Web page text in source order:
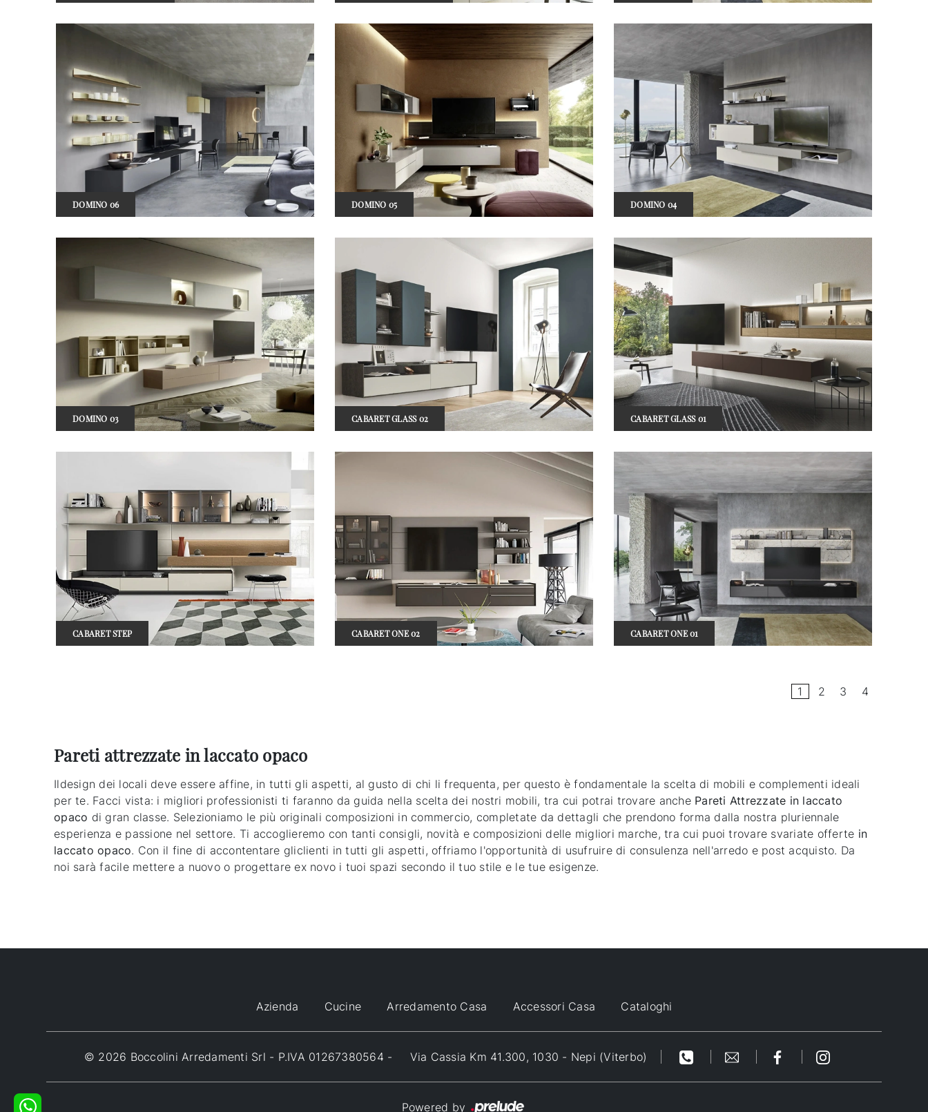
DOMINO 06 DOMINO 05 DOMINO 04
DOMINO 03 CABARET GLASS 02 CABARET GLASS 01
CABARET STEP CABARET ONE 02 CABARET ONE 01
1 2 3 4
Pareti attrezzate in laccato opaco
Ildesign dei locali deve essere affine, in tutti gli aspetti, al gusto di chi li frequenta, per questo è fondamentale la scelta di mobili e complementi ideali
per te. Facci vista: i migliori professionisti ti faranno da guida nella scelta dei nostri mobili, tra cui potrai trovare anche Pareti Attrezzate in laccato
opaco di gran classe. Selezioniamo le più originali composizioni in commercio, completate da dettagli che prendono forma dalla nostra pluriennale
esperienza e passione nel settore. Ti accoglieremo con tanti consigli, novità e composizioni delle migliori marche, tra cui puoi trovare svariate offerte in
laccato opaco. Con il fine di accontentare gliclienti in tutti gli aspetti, offriamo l'opportunità di usufruire di consulenza nell'arredo e post acquisto. Da
noi sarà facile mettere a nuovo o progettare ex novo i tuoi spazi secondo il tuo stile e le tue esigenze.
Azienda Cucine Arredamento Casa Accessori Casa Cataloghi
© 2026 Boccolini Arredamenti Srl - P.IVA 01267380564 - Via Cassia Km 41.300, 1030 - Nepi (Viterbo)
Powered by